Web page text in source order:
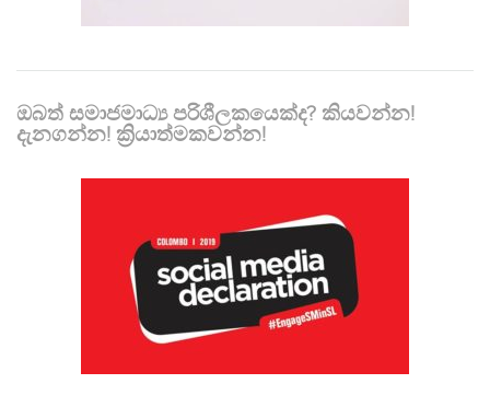
ඔබත් සමාජමාධ්‍ය පරිශීලකයෙක්ද? කියවන්න!
දැනගන්න! ක්‍රියාත්මකවන්න!